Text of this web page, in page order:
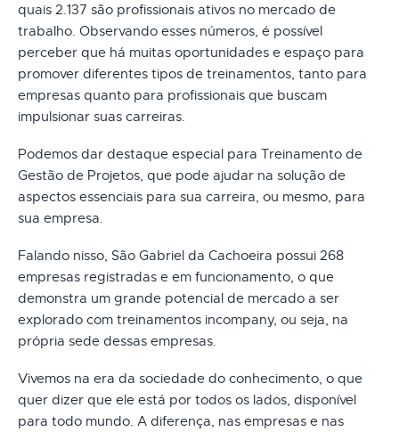
quais 2.137 são profissionais ativos no mercado de
trabalho. Observando esses números, é possível
perceber que há muitas oportunidades e espaço para
promover diferentes tipos de treinamentos, tanto para
empresas quanto para profissionais que buscam
impulsionar suas carreiras.
Podemos dar destaque especial para Treinamento de
Gestão de Projetos, que pode ajudar na solução de
aspectos essenciais para sua carreira, ou mesmo, para
sua empresa.
Falando nisso, São Gabriel da Cachoeira possui 268
empresas registradas e em funcionamento, o que
demonstra um grande potencial de mercado a ser
explorado com treinamentos incompany, ou seja, na
própria sede dessas empresas.
Vivemos na era da sociedade do conhecimento, o que
quer dizer que ele está por todos os lados, disponível
para todo mundo. A diferença, nas empresas e nas